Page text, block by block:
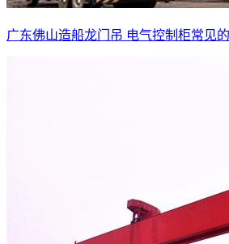
广东佛山造船龙门吊 电气控制柜常见